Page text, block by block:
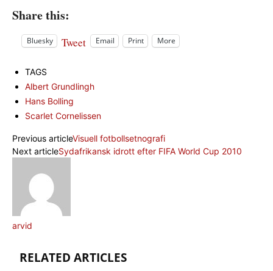
Share this:
Bluesky Tweet Email Print More
TAGS
Albert Grundlingh
Hans Bolling
Scarlet Cornelissen
Previous articleVisuell fotbollsetnografi
Next articleSydafrikansk idrott efter FIFA World Cup 2010
arvid
RELATED ARTICLES